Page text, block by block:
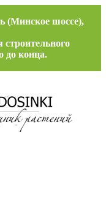
(Минское шоссе),
строительного
до конца.